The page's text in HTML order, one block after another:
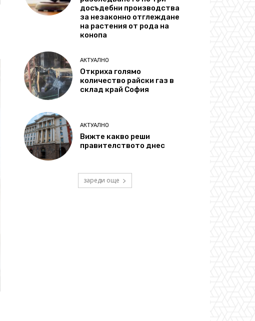
досъдебни производства
за незаконно отглеждане
на растения от рода на
конопа
АКТУАЛНО
Откриха голямо
количество райски газ в
склад край София
АКТУАЛНО
Вижте какво реши
правителството днес
зареди още